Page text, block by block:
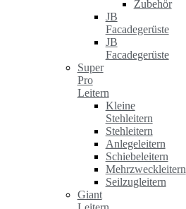
Zubehör
JB
Facadegerüste
JB
Facadegerüste
Super
Pro
Leitern
Kleine
Stehleitern
Stehleitern
Anlegeleitern
Schiebeleitern
Mehrzweckleitern
Seilzugleitern
Giant